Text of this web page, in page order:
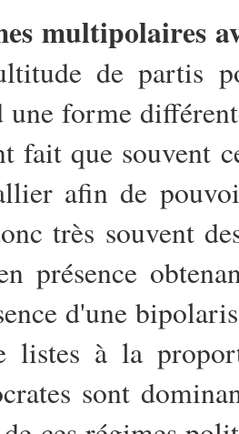
multipolaires
de partis
une forme
fait que souvent
afin de
très souvent
présence
d'une
listes à la
sont